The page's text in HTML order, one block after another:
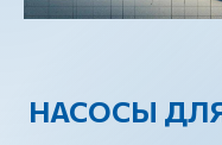
НАСОСЫ